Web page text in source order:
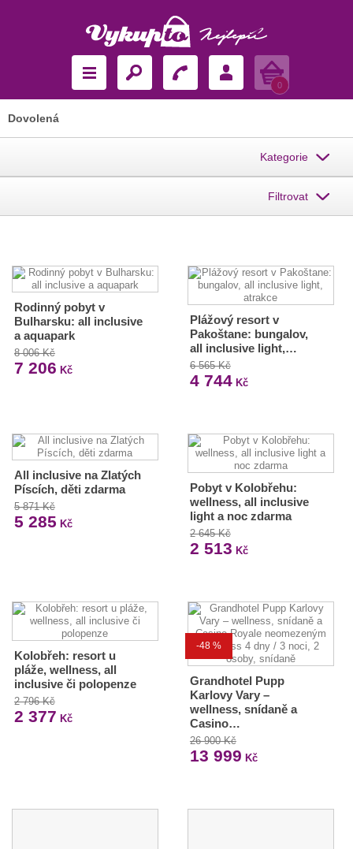
Košík
0
Dovolená
Kategorie
Filtrovat
Rodinný pobyt v
Bulharsku: all inclusive
a aquapark
8 006 Kč
7 206 Kč
Plážový resort v
Pakoštane: bungalov,
all inclusive light,…
6 565 Kč
4 744Kč
All inclusive na Zlatých
Píscích, děti zdarma
5 871 Kč
5 285 Kč
Pobyt v Kolobřehu:
wellness, all inclusive
light a noc zdarma
2 645 Kč
2 513 Kč
Kolobřeh: resort u
pláže, wellness, all
inclusive či polopenze
2 796 Kč
2 377 Kč
-48 %
Grandhotel Pupp
Karlovy Vary –
wellness, snídaně a
Casino…
26 900 Kč
13 999 Kč